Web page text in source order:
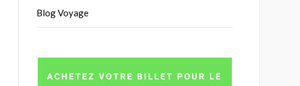
Blog Voyage